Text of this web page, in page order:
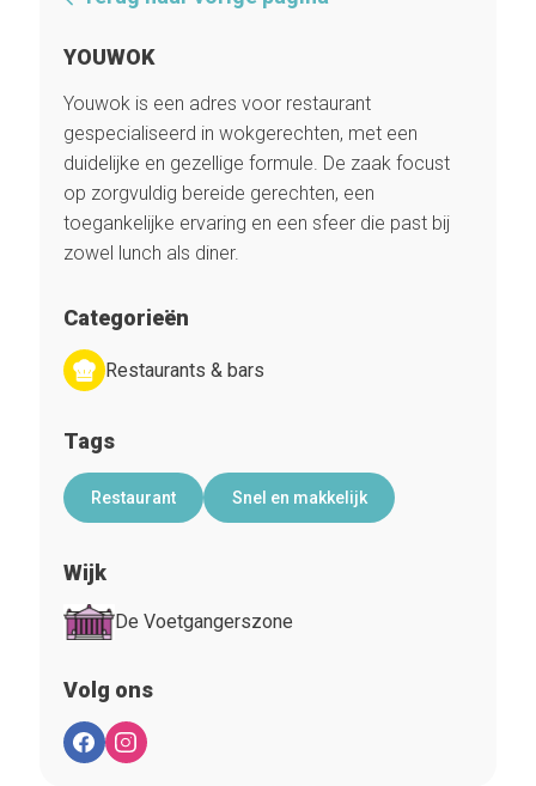
YOUWOK
Youwok is een adres voor restaurant
gespecialiseerd in wokgerechten, met een
duidelijke en gezellige formule. De zaak focust
op zorgvuldig bereide gerechten, een
toegankelijke ervaring en een sfeer die past bij
zowel lunch als diner.
Categorieën
Restaurants & bars
Tags
Restaurant Snel en makkelijk
Wijk
De Voetgangerszone
Volg ons